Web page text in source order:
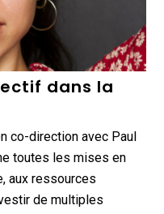
dans la
co-direction avec Paul
toutes les mises en
aux ressources
de multiples